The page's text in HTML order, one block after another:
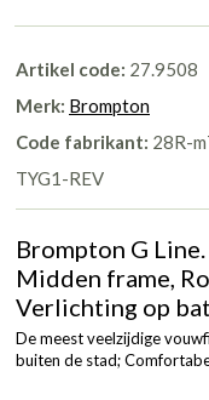
Artikel code: 27.9508
Merk: Brompton
Code fabrikant: 28R-
TYG1-REV
Brompton G
Midden frame,
Verlichting op
De meest veelzijdige
buiten de stad;